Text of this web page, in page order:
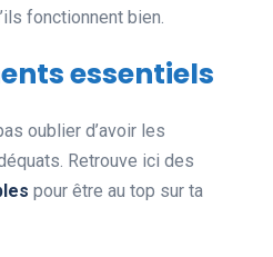
fonctionnent bien.
essentiels
oublier d’avoir les
Retrouve ici des
pour être au top sur ta